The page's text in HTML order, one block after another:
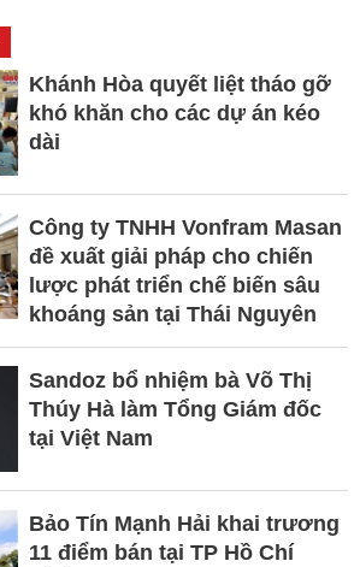
Khánh Hòa quyết liệt tháo gỡ
khó khăn cho các dự án kéo
dài
Công ty TNHH Vonfram Masan
đề xuất giải pháp cho chiến
lược phát triển chế biến sâu
khoáng sản tại Thái Nguyên
Sandoz bổ nhiệm bà Võ Thị
Thúy Hà làm Tổng Giám đốc
tại Việt Nam
Bảo Tín Mạnh Hải khai trương
11 điểm bán tại TP Hồ Chí